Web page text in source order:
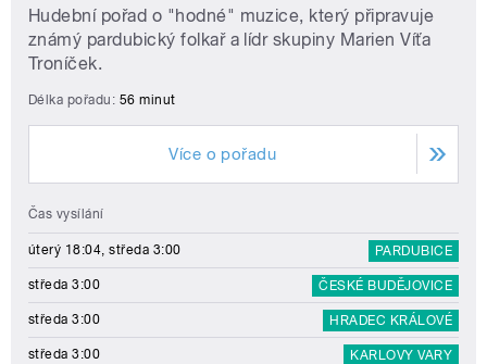
Hudební pořad o "hodné" muzice, který připravuje
známý pardubický folkař a lídr skupiny Marien Víťa
Troníček.
Délka pořadu: 56 minut
Více o pořadu
Čas vysílání
úterý 18:04, středa 3:00 PARDUBICE
středa 3:00 ČESKÉ BUDĚJOVICE
středa 3:00 HRADEC KRÁLOVÉ
středa 3:00 KARLOVY VARY